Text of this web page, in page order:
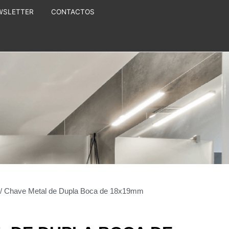
CONTACTOS
/ Chave Metal de Dupla Boca de 18x19mm